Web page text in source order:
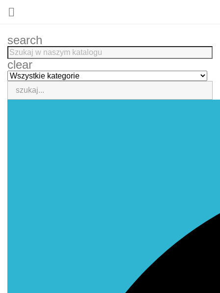

search
clear